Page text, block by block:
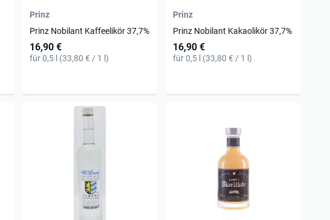
Prinz
Prinz Nobilant Kaffeelikör 37,7%
16,90 €
für 0,5 l (33,80 € / 1 l)
Prinz
Prinz Nobilant Kakaolikör 37,7%
16,90 €
für 0,5 l (33,80 € / 1 l)